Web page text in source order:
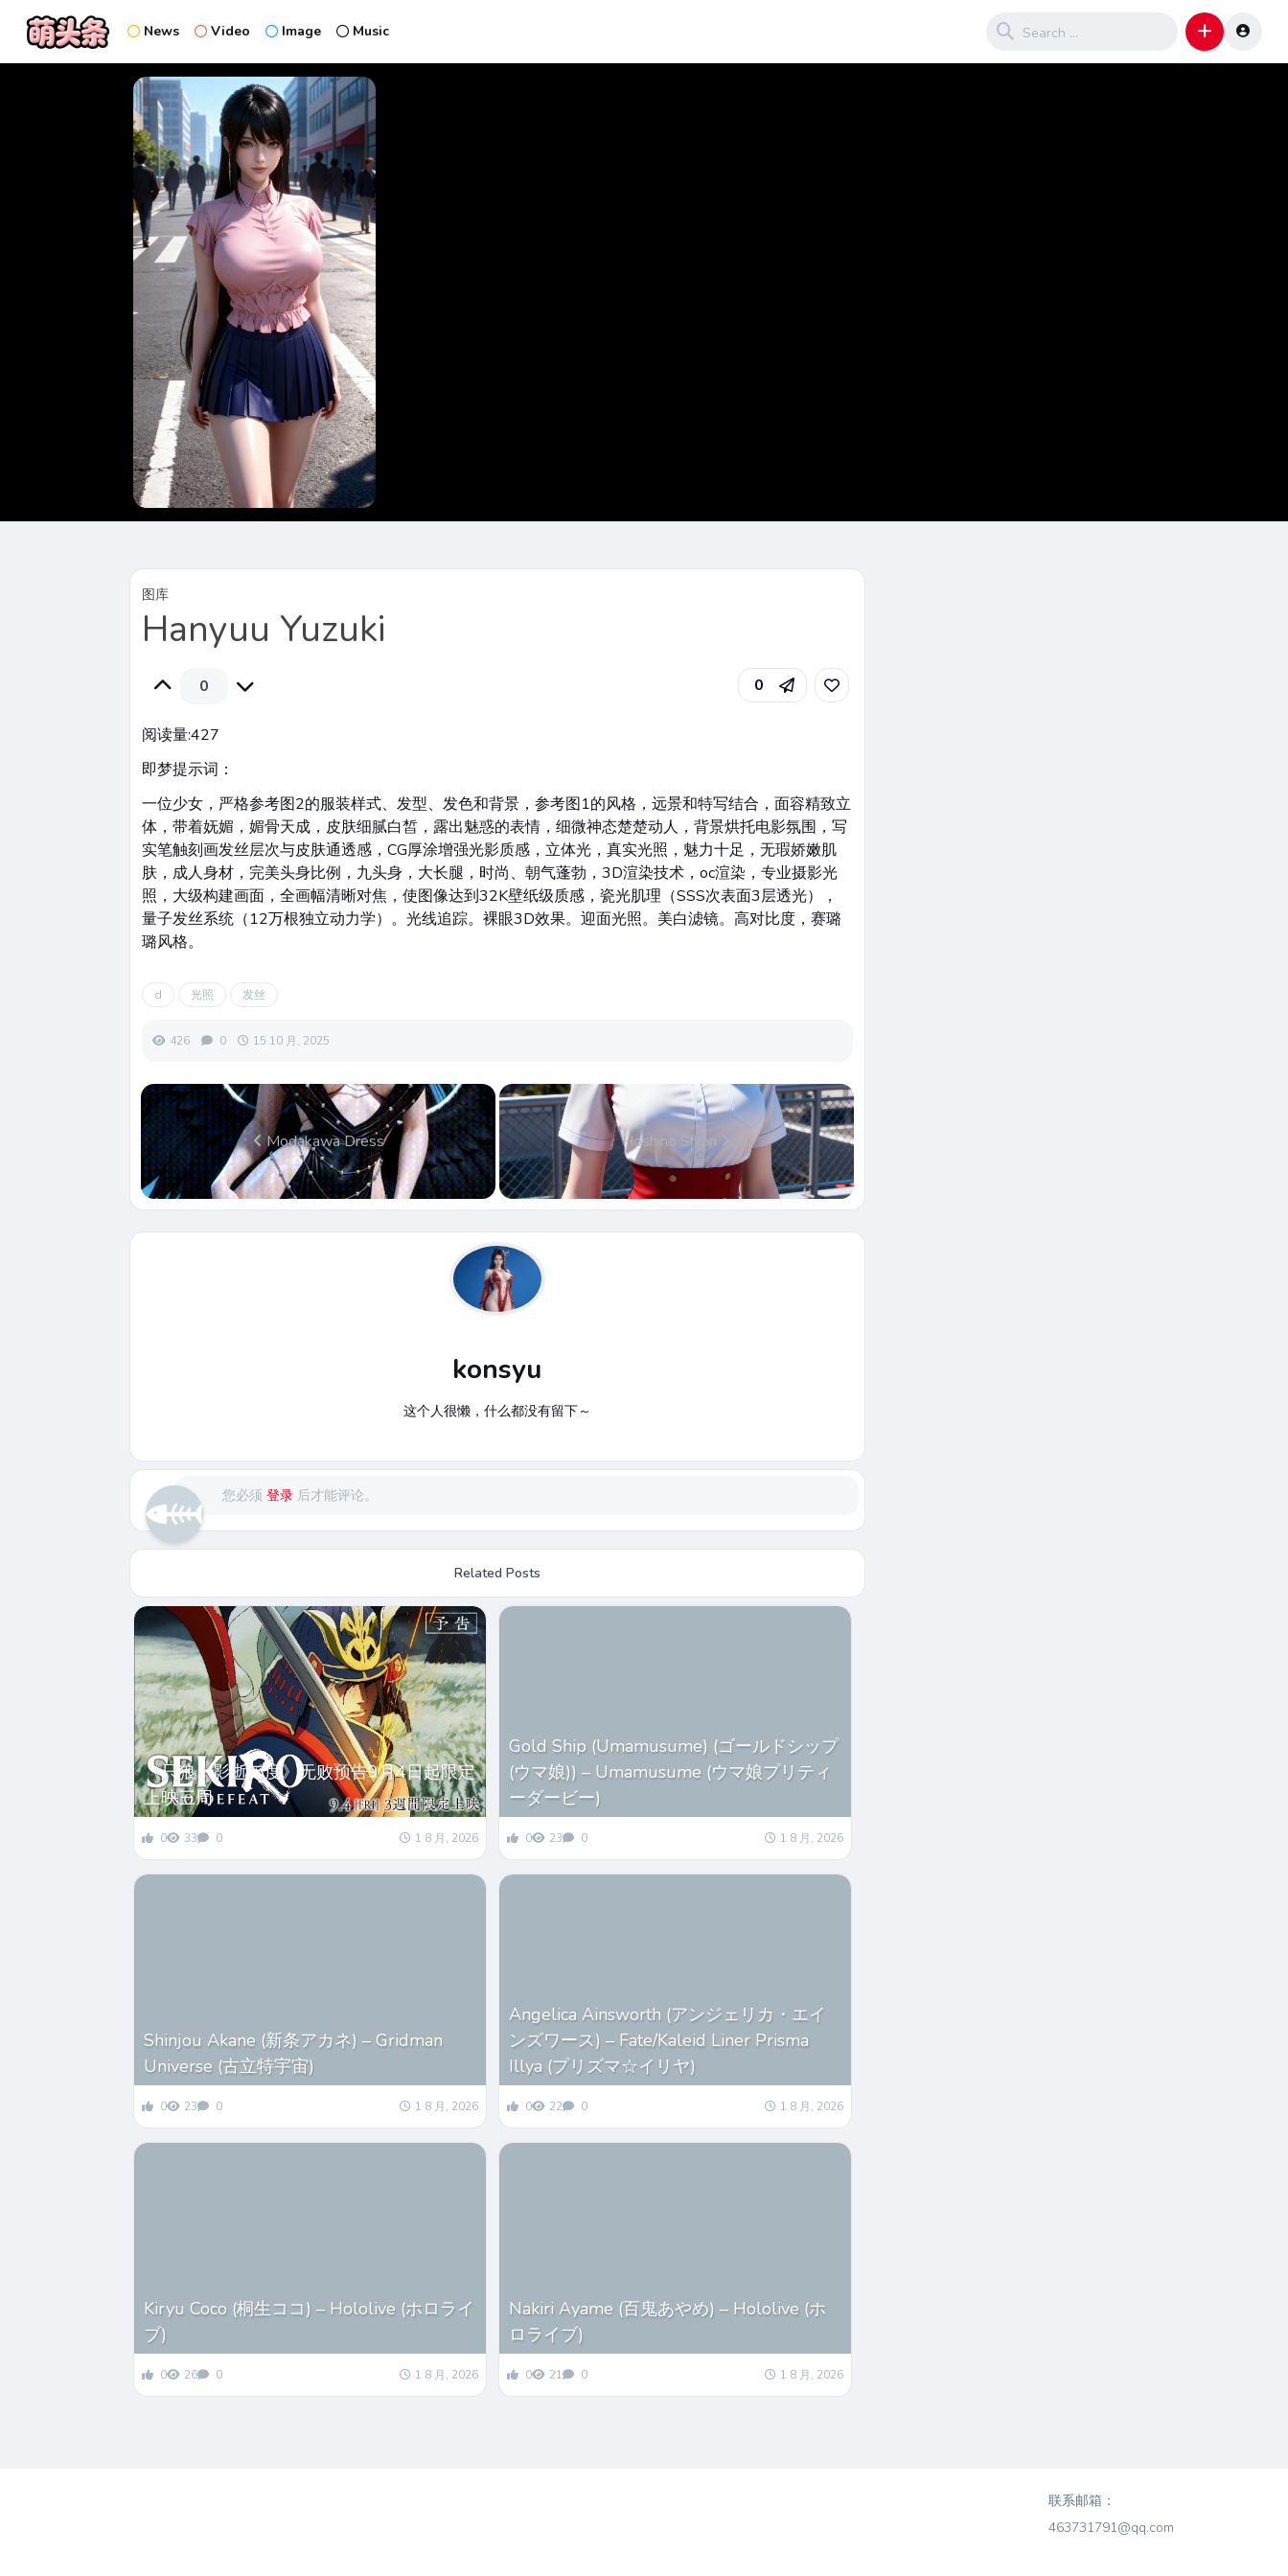
News Video Image Music
图库
Hanyuu Yuzuki
0 0
阅读量:427
即梦提示词：
一位少女，严格参考图2的服装样式、发型、发色和背景，参考图1的风格，远景和特写结合，面容精致立
体，带着妩媚，媚骨天成，皮肤细腻白皙，露出魅惑的表情，细微神态楚楚动人，背景烘托电影氛围，写
实笔触刻画发丝层次与皮肤通透感，CG厚涂增强光影质感，立体光，真实光照，魅力十足，无瑕娇嫩肌
肤，成人身材，完美头身比例，九头身，大长腿，时尚、朝气蓬勃，3D渲染技术，oc渲染，专业摄影光
照，大级构建画面，全画幅清晰对焦，使图像达到32K壁纸级质感，瓷光肌理（SSS次表面3层透光），
量子发丝系统（12万根独立动力学）。光线追踪。裸眼3D效果。迎面光照。美白滤镜。高对比度，赛璐
璐风格。
d 光照 发丝
426 0 15 10 月, 2025
Modakawa Dress Hoshino Shion
konsyu
这个人很懒，什么都没有留下～
您必须登录 后才能评论。
Related Posts
《只狼：影逝二度》无败预告9月4日起限定
上映三周
0 33 0 1 8 月, 2026
Gold Ship (Umamusume) (ゴールドシップ
(ウマ娘)) – Umamusume (ウマ娘プリティ
ーダービー)
0 23 0 1 8 月, 2026
Shinjou Akane (新条アカネ) – Gridman
Universe (古立特宇宙)
0 23 0 1 8 月, 2026
Angelica Ainsworth (アンジェリカ・エイ
ンズワース) – Fate/Kaleid Liner Prisma
Illya (プリズマ☆イリヤ)
0 22 0 1 8 月, 2026
Kiryu Coco (桐生ココ) – Hololive (ホロライ
ブ)
0 26 0 1 8 月, 2026
Nakiri Ayame (百鬼あやめ) – Hololive (ホ
ロライブ)
0 21 0 1 8 月, 2026
联系邮箱：
463731791@qq.com